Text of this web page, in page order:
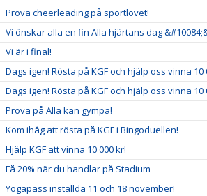
Prova cheerleading på sportlovet!
Vi önskar alla en fin Alla hjärtans dag
Vi är i final!
Dags igen! Rösta på KGF och hjälp oss vinna 10
Dags igen! Rösta på KGF och hjälp oss vinna 10
Prova på Alla kan gympa!
Kom ihåg att rösta på KGF i Bingoduellen!
Hjälp KGF att vinna 10 000 kr!
Få 20% när du handlar på Stadium
Yogapass inställda 11 och 18 november!